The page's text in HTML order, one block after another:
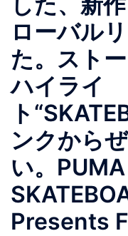
ローバル
た。スト
ハイライ
ト
ンクから
い。PUMA
Presents